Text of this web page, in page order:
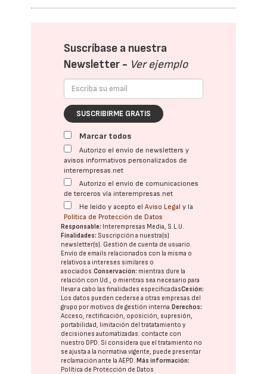
Suscríbase a nuestra
Newsletter - Ver ejemplo
SUSCRIBIRME GRATIS
Marcar todos
Autorizo el envío de newsletters y
avisos informativos personalizados de
interempresas.net
Autorizo el envío de comunicaciones
de terceros vía interempresas.net
He leído y acepto elAviso Legal y la
Política de Protección de Datos
Responsable: Interempresas Media, S.L.U.
Finalidades: Suscripción a nuestra(s)
newsletter(s). Gestión de cuenta de usuario.
Envío de emails relacionados con la misma o
relativos a intereses similares o
asociados.Conservación: mientras dure la
relación con Ud., o mientras sea necesario para
llevar a cabo las finalidades especificadasCesión:
Los datos pueden cederse a otras empresas del
grupo por motivos de gestión interna.Derechos:
Acceso, rectificación, oposición, supresión,
portabilidad, limitación del tratatamiento y
decisiones automatizadas: contacte con
nuestro DPD . Si considera que el tratamiento no
se ajusta a la normativa vigente, puede presentar
reclamación ante laAEPD .Más información:
Política de Protección de Datos